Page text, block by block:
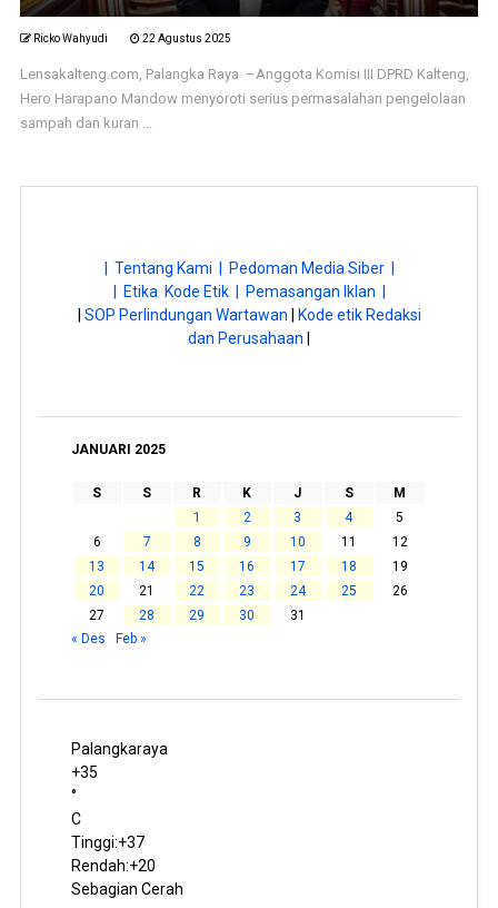
Ricko Wahyudi 22 Agustus 2025
Lensakalteng.com, Palangka Raya –Anggota Komisi III DPRD Kalteng,
Hero Harapano Mandow menyoroti serius permasalahan pengelolaan
sampah dan kuran ...
| Tentang Kami |
Pedoman Media Siber |
| Etika Kode Etik |
Pemasangan Iklan |
SOP Perlindungan Wartawan
Kode etik Redaksi
dan Perusahaan
JANUARI 2025
S S R K J S
M
1
2 3 4
5
6
7 8 9 10 11
12
13
14 15 16 17 18
19
20
21 22 23 24 25
26
27
28 29 30
31
« Des
Feb »
Palangkaraya
+35
°
C
Tinggi:+37
Rendah:+20
Sebagian Cerah